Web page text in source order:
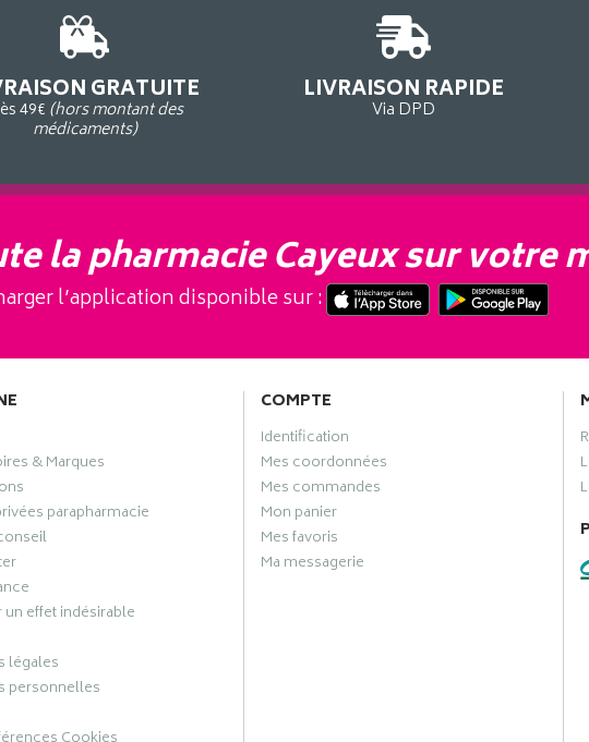
GRATUITE
49€ (hors montant des
médicaments)
LIVRAISON RAPIDE
Via DPD
la pharmacie Cayeux sur votre
l’application disponible sur :
& Marques
parapharmacie
effet indésirable
légales
personnelles
COMPTE
Identification
Mes coordonnées
Mes commandes
Mon panier
Mes favoris
Ma messagerie